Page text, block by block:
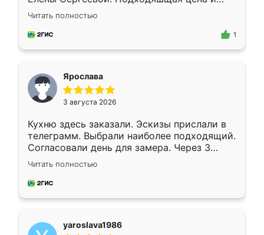
короткие сроки изготовления. Приехавший
для замера сотрудник Владислав
предложил по моему эскизу самый
Читать полностью
1
Ярослава
3 августа 2026
Кухню здесь заказали. Эскизы прислали в
телеграмм. Выбрали наиболее подходящий.
Согласовали день для замера. Через 3
недели кухня была уже готова. Остались
довольны работой. Спасибо Ренессанс
мебель за качественную работу!
Читать полностью
yaroslava1986